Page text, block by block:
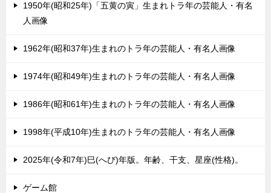
1950年(昭和25年)「五黄の寅」生まれトラ年の芸能人・有名
人画像
1962年(昭和37年)生まれのトラ年の芸能人・有名人画像
1974年(昭和49年)生まれのトラ年の芸能人・有名人画像
1986年(昭和61年)生まれのトラ年の芸能人・有名人画像
1998年(平成10年)生まれのトラ年の芸能人・有名人画像
2025年(令和7年)巳(へび)年版。年齢、干支、星座(性格)。
ゲーム館